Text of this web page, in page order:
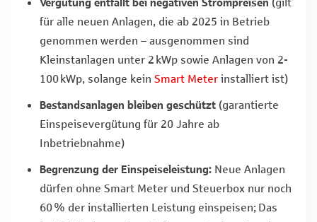
für alle neuen Anlagen, die ab 2025 in Betrieb
genommen werden – ausgenommen sind
Kleinstanlagen unter 2 kWp sowie Anlagen von 2-
100 kWp, solange kein Smart Meter installiert ist)
Bestandsanlagen bleiben geschützt (garantierte
Einspeisevergütung für 20 Jahre ab
Inbetriebnahme)
Begrenzung der Einspeiseleistung: Neue Anlagen
dürfen ohne Smart Meter und Steuerbox nur noch
60 % der installierten Leistung einspeisen; Das